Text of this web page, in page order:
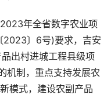
年全省数字农业项
2023〕6号)要求，吉安
出村进城工程县级项
机制，重点支持发展农
模式，建设农副产品